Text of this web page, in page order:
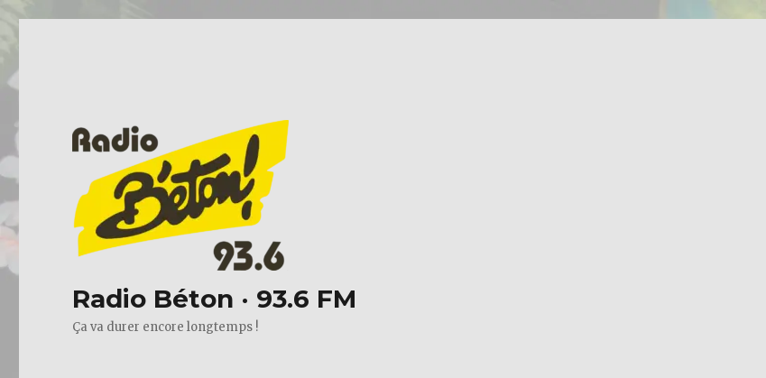
Radio Béton · 93.6 FM
Ça va durer encore longtemps !